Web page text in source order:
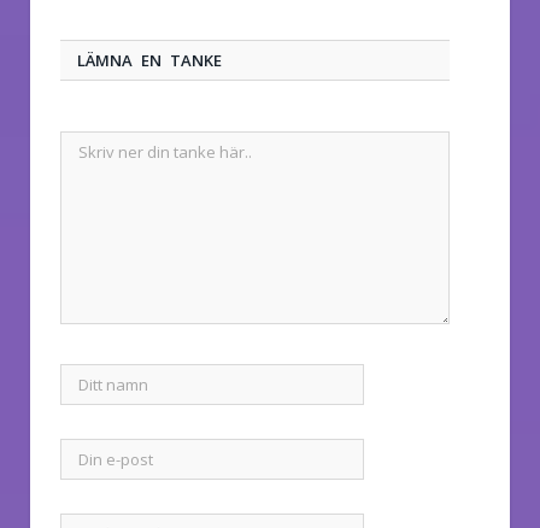
LÄMNA EN TANKE